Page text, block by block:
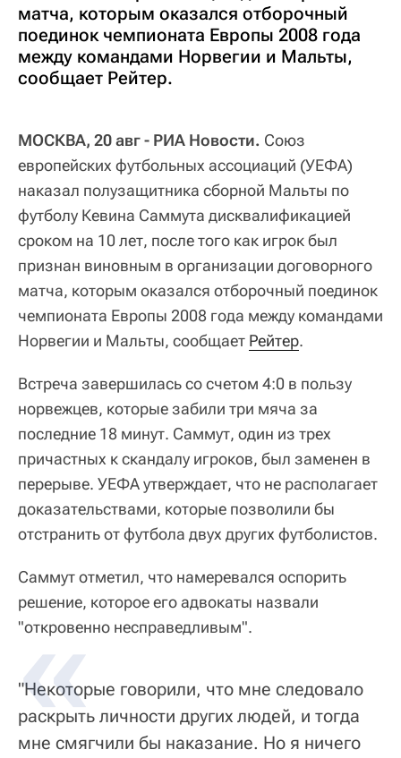
матча, которым оказался отборочный
поединок чемпионата Европы 2008 года
между командами Норвегии и Мальты,
сообщает Рейтер.
МОСКВА, 20 авг - РИА Новости. Союз
европейских футбольных ассоциаций (УЕФА)
наказал полузащитника сборной Мальты по
футболу Кевина Саммута дисквалификацией
сроком на 10 лет, после того как игрок был
признан виновным в организации договорного
матча, которым оказался отборочный поединок
чемпионата Европы 2008 года между командами
Норвегии и Мальты, сообщает Рейтер.
Встреча завершилась со счетом 4:0 в пользу
норвежцев, которые забили три мяча за
последние 18 минут. Саммут, один из трех
причастных к скандалу игроков, был заменен в
перерыве. УЕФА утверждает, что не располагает
доказательствами, которые позволили бы
отстранить от футбола двух других футболистов.
Саммут отметил, что намеревался оспорить
решение, которое его адвокаты назвали
"откровенно несправедливым".
"Некоторые говорили, что мне следовало
раскрыть личности других людей, и тогда
мне смягчили бы наказание. Но я ничего